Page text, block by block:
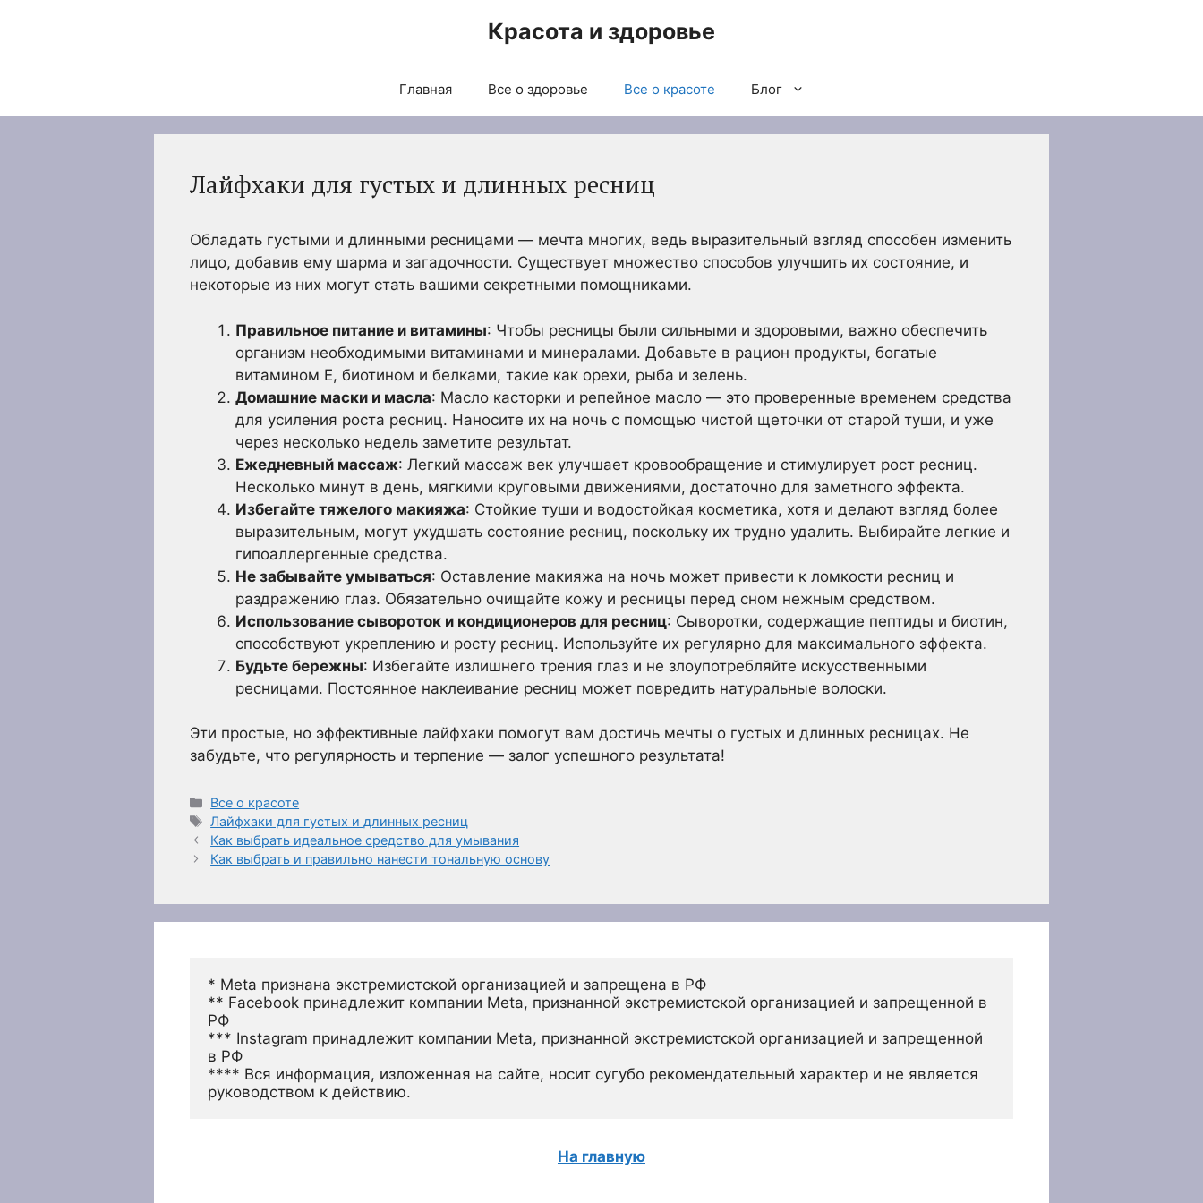
Красота и здоровье
Главная Все о здоровье Все о красоте Блог
Лайфхаки для густых и длинных ресниц
Обладать густыми и длинными ресницами — мечта многих, ведь выразительный взгляд способен изменить
лицо, добавив ему шарма и загадочности. Существует множество способов улучшить их состояние, и
некоторые из них могут стать вашими секретными помощниками.
Правильное питание и витамины: Чтобы ресницы были сильными и здоровыми, важно обеспечить
организм необходимыми витаминами и минералами. Добавьте в рацион продукты, богатые
витамином Е, биотином и белками, такие как орехи, рыба и зелень.
Домашние маски и масла: Масло касторки и репейное масло — это проверенные временем средства
для усиления роста ресниц. Наносите их на ночь с помощью чистой щеточки от старой туши, и уже
через несколько недель заметите результат.
Ежедневный массаж: Легкий массаж век улучшает кровообращение и стимулирует рост ресниц.
Несколько минут в день, мягкими круговыми движениями, достаточно для заметного эффекта.
Избегайте тяжелого макияжа: Стойкие туши и водостойкая косметика, хотя и делают взгляд более
выразительным, могут ухудшать состояние ресниц, поскольку их трудно удалить. Выбирайте легкие и
гипоаллергенные средства.
Не забывайте умываться: Оставление макияжа на ночь может привести к ломкости ресниц и
раздражению глаз. Обязательно очищайте кожу и ресницы перед сном нежным средством.
Использование сывороток и кондиционеров для ресниц: Сыворотки, содержащие пептиды и биотин,
способствуют укреплению и росту ресниц. Используйте их регулярно для максимального эффекта.
Будьте бережны: Избегайте излишнего трения глаз и не злоупотребляйте искусственными
ресницами. Постоянное наклеивание ресниц может повредить натуральные волоски.
Эти простые, но эффективные лайфхаки помогут вам достичь мечты о густых и длинных ресницах. Не
забудьте, что регулярность и терпение — залог успешного результата!
Рубрики
Все о красоте
Метки
Лайфхаки для густых и длинных ресниц
Как выбрать идеальное средство для умывания
Как выбрать и правильно нанести тональную основу
* Meta признана экстремистской организацией и запрещена в РФ
** Facebook принадлежит компании Meta, признанной экстремистской организацией и запрещенной в
РФ
*** Instagram принадлежит компании Meta, признанной экстремистской организацией и запрещенной
в РФ
**** Вся информация, изложенная на сайте, носит сугубо рекомендательный характер и не является
руководством к действию.
На главную